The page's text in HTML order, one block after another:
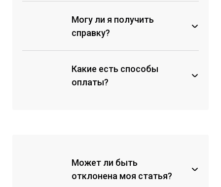
Могу ли я получить
справку?
Какие есть способы
оплаты?
с помощью перевода на карту
Сбербанка;
Может ли быть
отклонена моя статья?